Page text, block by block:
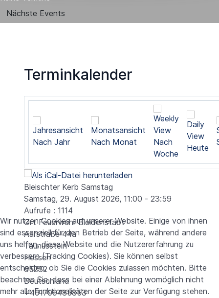
Nächste Events
Terminkalender
Nach Jahr Nach Monat
Nach
Woche
Heute
Bleischter Kerb Samstag
Samstag, 29. August 2026, 11:00 - 23:59
Aufrufe : 1114
OrtFeuerwehr Bleidenstadt
Aarstraße 44a
Taunusstein
Hessen
65232
Deutschland
+491709485853
Wir nutzen Cookies auf unserer Website. Einige von ihnen
sind essenziell für den Betrieb der Seite, während andere
uns helfen, diese Website und die Nutzererfahrung zu
verbessern (Tracking Cookies). Sie können selbst
entscheiden, ob Sie die Cookies zulassen möchten. Bitte
beachten Sie, dass bei einer Ablehnung womöglich nicht
mehr alle Funktionalitäten der Seite zur Verfügung stehen.